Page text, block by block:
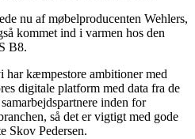
nu af møbelproducenten Wehlers,
kommet ind i varmen hos den
B8.
kæmpestore ambitioner med
digitale platform med data fra de
inden for
så det er vigtigt med gode
Skov Pedersen.